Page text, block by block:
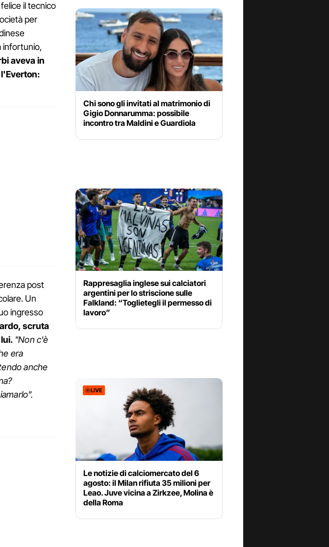
il tecnico
per
infortunio,
aveva in
post
Un
ingresso
scruta
"Non c'è
era
anche
Chi sono gli invitati al matrimonio di
Gigio Donnarumma: possibile
incontro tra Maldini e Guardiola
Rappresaglia inglese sui calciatori
argentini per lo striscione sulle
Falkland: “Toglietegli il permesso di
lavoro”
LIVE
Le notizie di calciomercato del 6
agosto: il Milan rifiuta 35 milioni per
Leao. Juve vicina a Zirkzee, Molina è
della Roma